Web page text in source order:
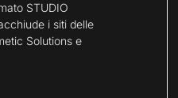
STUDIO
i siti delle
Solutions e